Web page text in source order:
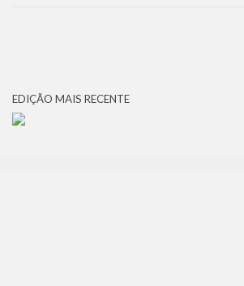
EDIÇÃO MAIS RECENTE